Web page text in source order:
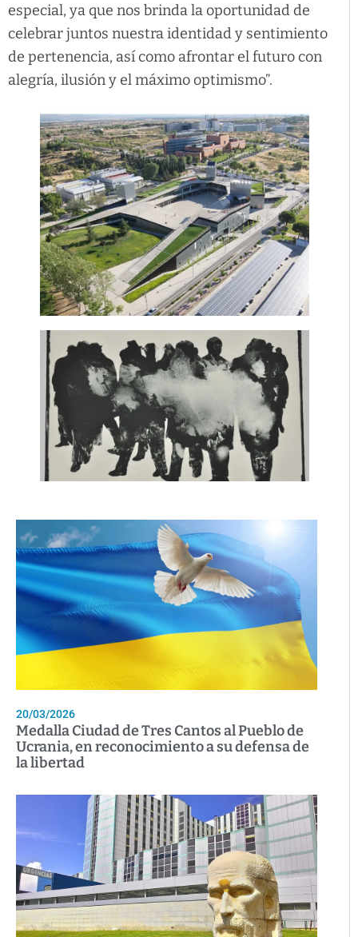
especial, ya que nos brinda la oportunidad de
celebrar juntos nuestra identidad y sentimiento
de pertenencia, así como afrontar el futuro con
alegría, ilusión y el máximo optimismo”.
20/03/2026
Medalla Ciudad de Tres Cantos al Pueblo de
Ucrania, en reconocimiento a su defensa de
la libertad